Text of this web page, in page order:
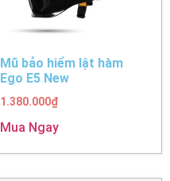
Mũ bảo hiểm lật hàm
Ego E5 New
1.380.000₫
Mua Ngay